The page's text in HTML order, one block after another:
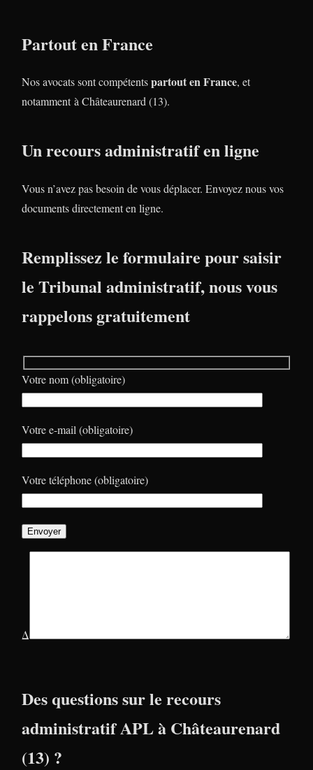
Partout en France
Nos avocats sont compétentspartout en France, et
notamment à Châteaurenard (13).
Un recours administratif en ligne
Vous n’avez pas besoin de vous déplacer. Envoyez nous vos
documents directement en ligne.
Remplissez le formulaire pour saisir
le Tribunal administratif, nous vous
rappelons gratuitement
Votre nom (obligatoire)
Votre e-mail (obligatoire)
Votre téléphone (obligatoire)
Δ
Des questions sur le recours
administratif APL à Châteaurenard
(13) ?